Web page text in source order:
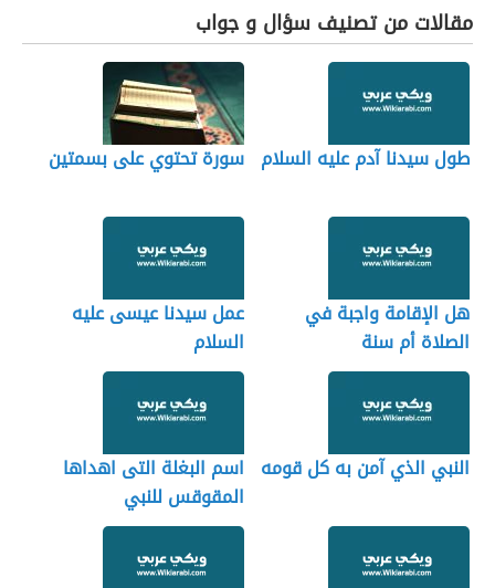
مقالات من تصنيف سؤال و جواب
طول سيدنا آدم عليه السلام سورة تحتوي على بسمتين
هل الإقامة واجبة في
الصلاة أم سنة
عمل سيدنا عيسى عليه
السلام
النبي الذي آمن به كل قومه اسم البغلة التى اهداها
المقوقس للنبي